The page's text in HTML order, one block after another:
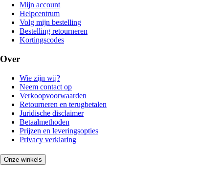
Mijn account
Helpcentrum
Volg mijn bestelling
Bestelling retourneren
Kortingscodes
Over
Wie zijn wij?
Neem contact op
Verkoopvoorwaarden
Retourneren en terugbetalen
Juridische disclaimer
Betaalmethoden
Prijzen en leveringsopties
Privacy verklaring
Onze winkels